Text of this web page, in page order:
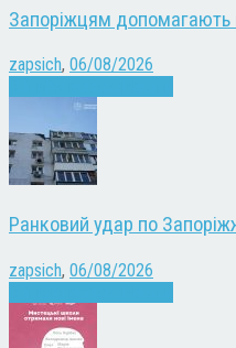
Запоріжцям допомагають
zapsich, 06/08/2026
Ранковий удар по
zapsich, 06/08/2026